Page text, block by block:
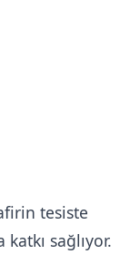
tesiste
sağlıyor.